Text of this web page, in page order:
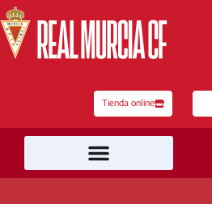
al
contenido
Tienda online